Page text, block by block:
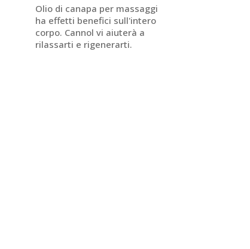
Olio di canapa per massaggi
ha effetti benefici sull'intero
corpo. Cannol vi aiuterà a
rilassarti e rigenerarti.